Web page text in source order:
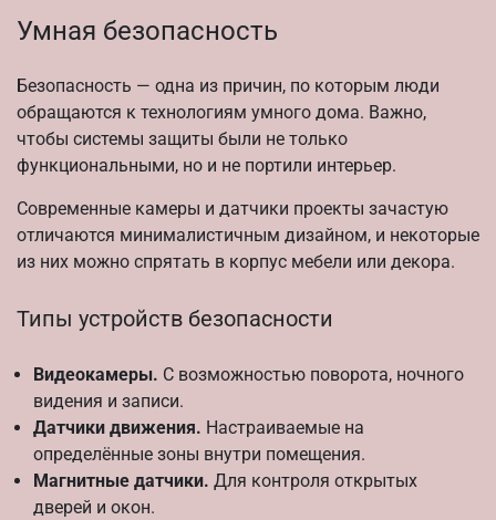
Умная безопасность
Безопасность — одна из причин, по которым люди
обращаются к технологиям умного дома. Важно,
чтобы системы защиты были не только
функциональными, но и не портили интерьер.
Современные камеры и датчики проекты зачастую
отличаются минималистичным дизайном, и некоторые
из них можно спрятать в корпус мебели или декора.
Типы устройств безопасности
Видеокамеры. С возможностью поворота, ночного
видения и записи.
Датчики движения. Настраиваемые на
определённые зоны внутри помещения.
Магнитные датчики. Для контроля открытых
дверей и окон.